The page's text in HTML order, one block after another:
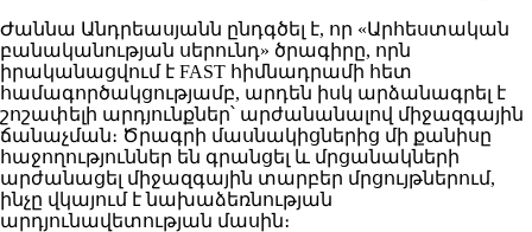
Ժաննա Անդրեասյանն ընդգծել է, որ «Արհեստական
բանականության սերունդ» ծրագիրը, որն
իրականացվում է FAST հիմնադրամի հետ
համագործակցությամբ, արդեն իսկ արձանագրել է
շոշափելի արդյունքներ՝ արժանանալով միջազգային
ճանաչման։ Ծրագրի մասնակիցներից մի քանիսը
հաջողություններ են գրանցել և մրցանակների
արժանացել միջազգային տարբեր մրցույթներում,
ինչը վկայում է նախաձեռնության
արդյունավետության մասին։